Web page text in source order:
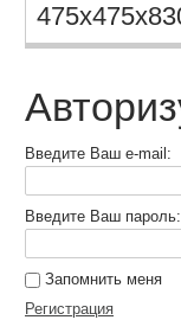
Введите Ваш e-mail:
Введите Ваш пароль:
Запомнить меня
Регистрация